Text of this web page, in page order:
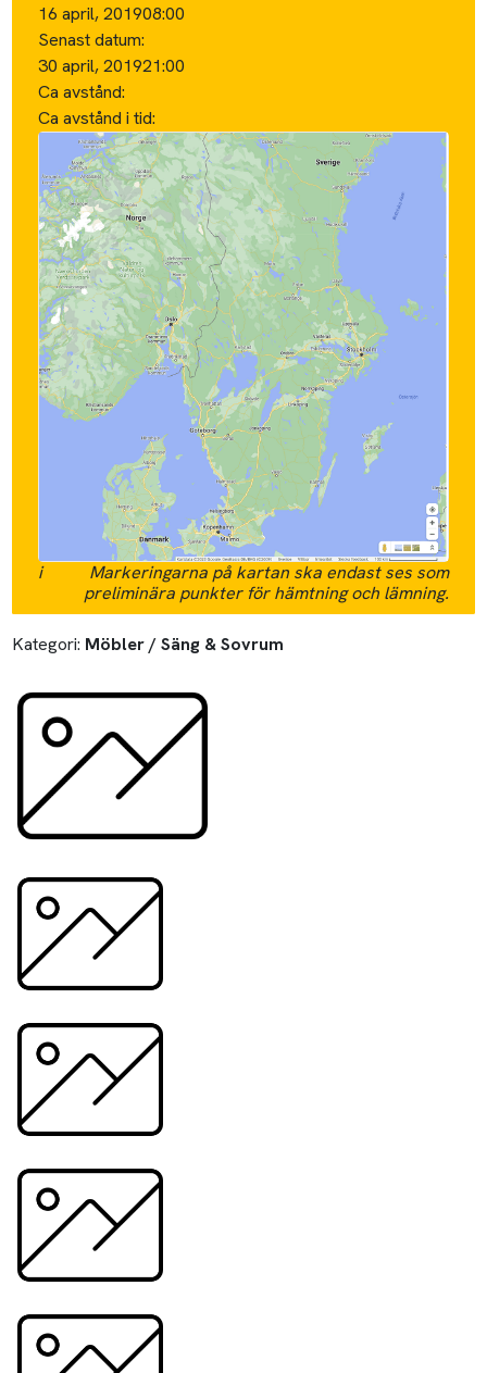
16 april, 201908:00
Senast datum:
30 april, 201921:00
Ca avstånd:
Ca avstånd i tid:
i
Markeringarna på kartan ska endast ses som
preliminära punkter för hämtning och lämning.
Kategori: Möbler / Säng & Sovrum